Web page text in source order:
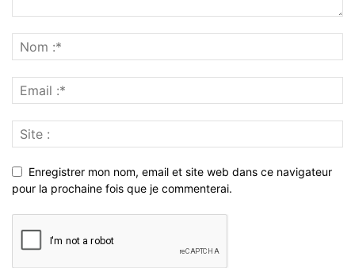
Enregistrer mon nom, email et site web dans ce navigateur
pour la prochaine fois que je commenterai.